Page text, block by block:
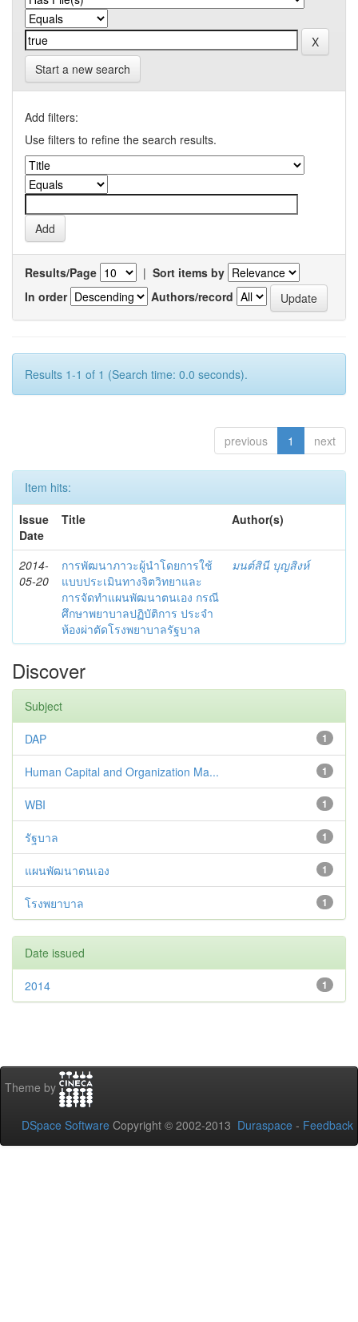
Start a new search
Add filters:
Use filters to refine the search results.
Results/Page | Sort items by
In order
Authors/record
Results 1-1 of 1 (Search time: 0.0 seconds).
previous 1 next
Item hits:
Issue
Date
Title Author(s)
2014-
05-20
การพัฒนาภาวะผู้นำโดยการใช้
แบบประเมินทางจิตวิทยาและ
การจัดทำแผนพัฒนาตนเอง กรณี
ศึกษาพยาบาลปฏิบัติการ ประจำ
ห้องผ่าตัดโรงพยาบาลรัฐบาล
มนต์สินี บุญสิงห์
Discover
Subject
1
DAP
1
Human Capital and Organization Ma...
1
WBI
1
รัฐบาล
1
แผนพัฒนาตนเอง
1
โรงพยาบาล
Date issued
1
2014
Theme by
DSpace Software Copyright © 2002-2013 Duraspace - Feedback